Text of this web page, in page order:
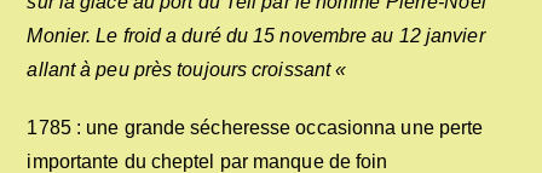
Monier. Le froid a duré du 15 novembre au 12 janvier
allant à peu près toujours croissant «
1785 : une grande sécheresse occasionna une perte
importante du cheptel par manque de foin